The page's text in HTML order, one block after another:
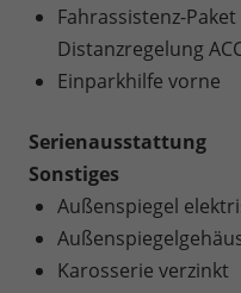
Fahrassistenz-
Distanzregelung
Einparkhilfe vorne
Serienausstattung
Sonstiges
Außenspiegel
Karosserie verzinkt